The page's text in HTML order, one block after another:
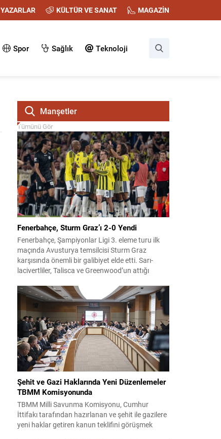
YAZARLAR KÜLTÜR VE SANAT MAGAZİN
Spor Sağlık Teknoloji
Manşetler
Tümünü Gör
Fenerbahçe, Sturm Graz’ı 2-0 Yendi
Fenerbahçe, Şampiyonlar Ligi 3. eleme turu ilk
maçında Avusturya temsilcisi Sturm Graz
karşısında önemli bir galibiyet elde etti. Sarı-
lacivertliler, Talisca ve Greenwood’un attığı
öncesi avantaj sağladı. Karşılaşma sonrası
takım yönetimi mücadeleyi değerlendirdi ve
gelecek planlarına dair bilgi verdi. Futboldan
sorumlu yönetici Cihan Kamer,...
Şehit ve Gazi Haklarında Yeni Düzenlemeler
TBMM Komisyonunda
TBMM Milli Savunma Komisyonu, Cumhur
İttifakı tarafından hazırlanan ve şehit ile gazilere
yeni haklar getiren kanun teklifini görüşmek